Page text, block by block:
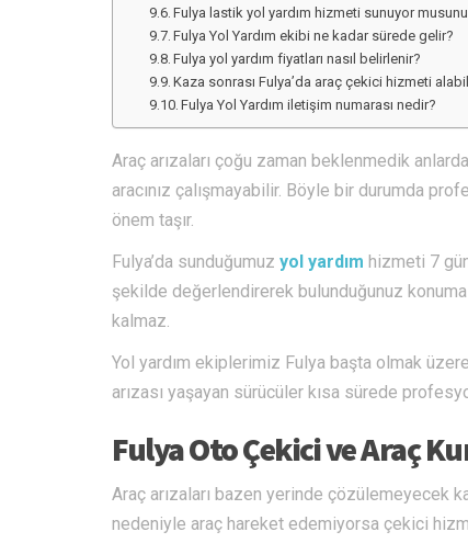
Fulya lastik yol yardım hizmeti sunuyor
Fulya Yol Yardım ekibi ne kadar sürede gelir?
Fulya yol yardım fiyatları nasıl belirlenir?
Kaza sonrası Fulya’da araç çekici hizmeti
Fulya Yol Yardım iletişim numarası nedir?
Araç arızaları çoğu zaman beklenmedik
aracınız çalışmayabilir. Böyle bir durumda
önem taşır.
Fulya’da sunduğumuz yol yardım hizmeti 7
şekilde değerlendirerek bulunduğunuz
kalmaz.
Yol yardım ekiplerimiz Fulya başta olmak
arızası yaşayan sürücüler kısa sürede
Fulya Oto Çekici ve Araç
Araç arızaları bazen yerinde çözülemeyecek
nedeniyle araç hareket edemiyorsa çekici